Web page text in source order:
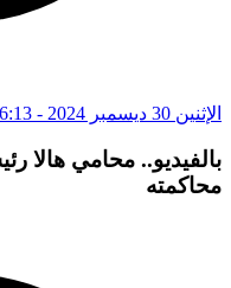
الإثنين 30 ديسمبر 2024 - 6:13
بالفيديو.. محامي هالا
محاكمته